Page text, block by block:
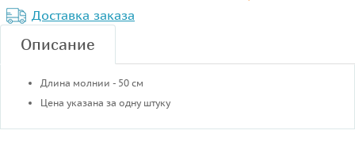
Доставка заказа
Описание
Длина молнии - 50 см
Цена указана за одну штуку